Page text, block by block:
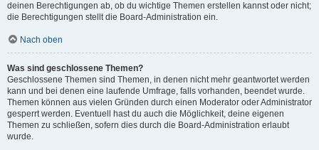
deinen Berechtigungen ab, ob du wichtige Themen erstellen kannst oder nicht;
die Berechtigungen stellt die Board-Administration ein.
Nach oben
Was sind geschlossene Themen?
Geschlossene Themen sind Themen, in denen nicht mehr geantwortet werden
kann und bei denen eine laufende Umfrage, falls vorhanden, beendet wurde.
Themen können aus vielen Gründen durch einen Moderator oder Administrator
gesperrt werden. Eventuell hast du auch die Möglichkeit, deine eigenen
Themen zu schließen, sofern dies durch die Board-Administration erlaubt
wurde.